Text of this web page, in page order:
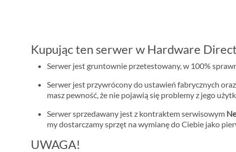
Kupując ten serwer w Hardware
Serwer jest gruntownie przetestowany, w 100%
Serwer jest przywrócony do ustawień fabrycznych
masz pewność, że nie pojawią się problemy z jego
Serwer sprzedawany jest z kontraktem serwisowym
my dostarczamy sprzęt na wymianę do Ciebie jako
UWAGA!